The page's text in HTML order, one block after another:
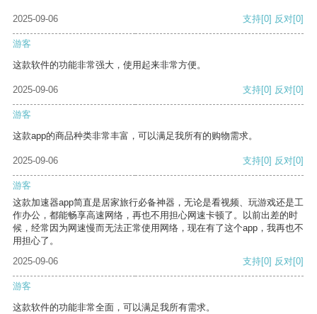
2025-09-06 支持[0] 反对[0]
游客
这款软件的功能非常强大，使用起来非常方便。
2025-09-06 支持[0] 反对[0]
游客
这款app的商品种类非常丰富，可以满足我所有的购物需求。
2025-09-06 支持[0] 反对[0]
游客
这款加速器app简直是居家旅行必备神器，无论是看视频、玩游戏还是工
作办公，都能畅享高速网络，再也不用担心网速卡顿了。以前出差的时
候，经常因为网速慢而无法正常使用网络，现在有了这个app，我再也不
用担心了。
2025-09-06
支持[0] 反对[0]
游客
这款软件的功能非常全面，可以满足我所有需求。